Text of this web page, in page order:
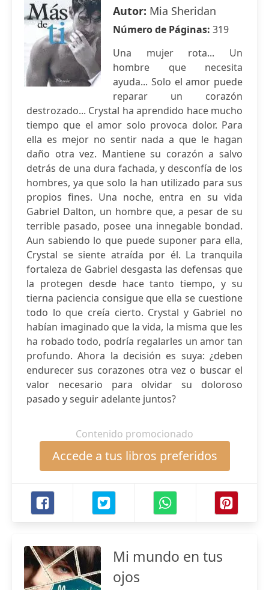
Autor: Mia Sheridan
Número de Páginas: 319
Una mujer rota... Un
hombre que necesita
ayuda... Solo el amor puede
reparar un corazón
destrozado... Crystal ha aprendido hace mucho
tiempo que el amor solo provoca dolor. Para
ella es mejor no sentir nada a que le hagan
daño otra vez. Mantiene su corazón a salvo
detrás de una dura fachada, y desconfía de los
hombres, ya que solo la han utilizado para sus
propios fines. Una noche, entra en su vida
Gabriel Dalton, un hombre que, a pesar de su
terrible pasado, posee una innegable bondad.
Aun sabiendo lo que puede suponer para ella,
Crystal se siente atraída por él. La tranquila
fortaleza de Gabriel desgasta las defensas que
la protegen desde hace tanto tiempo, y su
tierna paciencia consigue que ella se cuestione
todo lo que creía cierto. Crystal y Gabriel no
habían imaginado que la vida, la misma que les
ha robado todo, podría regalarles un amor tan
profundo. Ahora la decisión es suya: ¿deben
endurecer sus corazones otra vez o buscar el
valor necesario para olvidar su doloroso
pasado y seguir adelante juntos?
Contenido promocionado
Accede a tus libros preferidos
Mi mundo en tus
ojos